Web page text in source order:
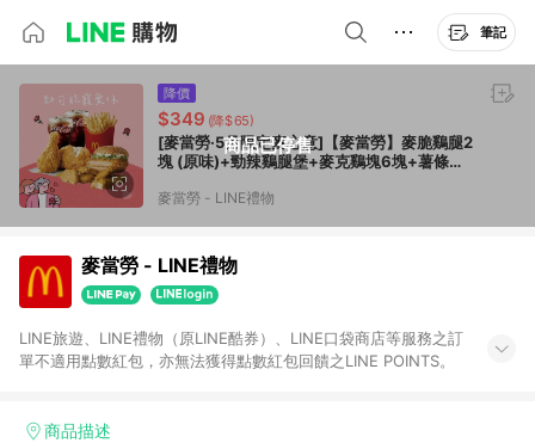
筆記
商品已停售
降價
$349 (降$65)
[麥當勞·5月限定麥心意]【麥當勞】麥脆鷄腿2
塊 (原味)+勁辣鷄腿堡+麥克鷄塊6塊+薯條
麥當勞 - LINE禮物
麥當勞 - LINE禮物
LINE旅遊、LINE禮物（原LINE酷券）、LINE口袋商店等服務之訂
單不適用點數紅包，亦無法獲得點數紅包回饋之LINE POINTS。
商品描述